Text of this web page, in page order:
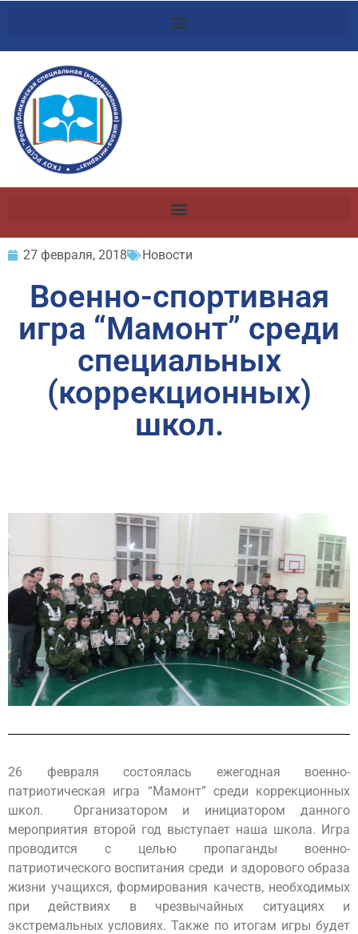
27 февраля, 2018 Новости
Военно-спортивная
игра “Мамонт” среди
специальных
(коррекционных)
школ.
26 февраля состоялась ежегодная военно-
патриотическая игра “Мамонт” среди коррекционных
школ. Организатором и инициатором данного
мероприятия второй год выступает наша школа. Игра
проводится с целью пропаганды военно-
патриотического воспитания среди и здорового образа
жизни учащихся, формирования качеств, необходимых
при действиях в чрезвычайных ситуациях и
экстремальных условиях. Также по итогам игры будет